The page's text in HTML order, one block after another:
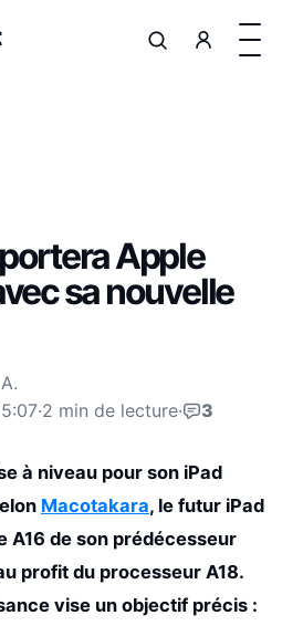
Apple
sa nouvelle
·2 min de lecture· 3
à niveau pour son iPad
Macotakara, le futur iPad
A16 de son prédécesseur
profit du processeur A18.
vise un objectif précis :